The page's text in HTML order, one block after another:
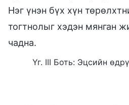
Нэг үнэн бүх хүн
тогтнолыг хэдэн мянган
чадна.
Үг. III Боть: Эцсийн